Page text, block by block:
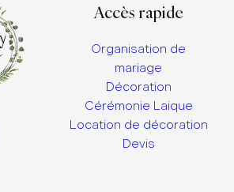
Accès rapide
Organisation de
mariage
Décoration
Cérémonie Laique
Location de décoration
Devis